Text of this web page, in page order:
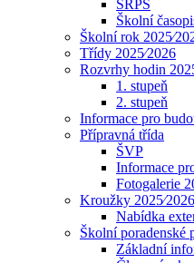
SRPŠ
Školní
Školní rok
Třídy 2025⁄2026
Rozvrhy hodin
1. stupeň
2. stupeň
Informace pro
Přípravná třída
ŠVP
Informace
Fotogalerie
Kroužky 2025⁄2026
Nabídka
Školní poradenské
Základní